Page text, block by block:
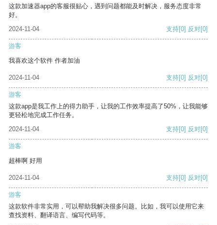
这款加速器app的客服很贴心，遇到问题都能及时解决，服务态度非常
好。
2024-11-04
支持[0] 反对[0]
游客
我喜欢这个软件 作者加油
2024-11-04 支持[0] 反对[0]
游客
这款app是我工作上的得力助手，让我的工作效率提高了50%，让我能够
更轻松地完成工作任务。
2024-11-04
支持[0] 反对[0]
游客
超棒啊 好用
2024-11-04 支持[0] 反对[0]
游客
这款软件非常实用，可以帮助我解决很多问题。比如，我可以使用它来
查找资料、翻译语言、编写代码等。